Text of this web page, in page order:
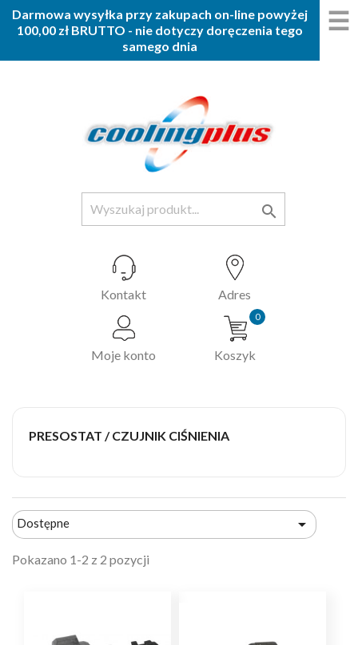
Darmowa wysyłka przy zakupach on-line powyżej
100,00 zł BRUTTO - nie dotyczy doręczenia tego
samego dnia

☰
Kontakt Adres
Moje konto
0
Koszyk
PRESOSTAT / CZUJNIK CIŚNIENIA
Dostępne 
Pokazano 1-2 z 2 pozycji